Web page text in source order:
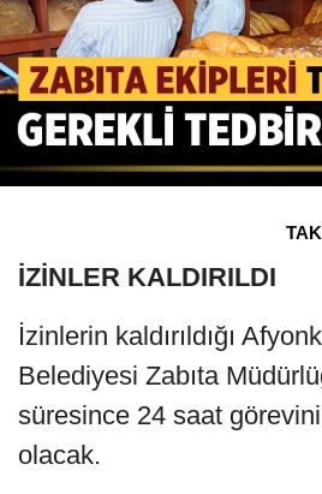
İZİNLER KALDIRILDI
İzinlerin kaldırıldığı
Belediyesi Zabıta
süresince 24 saat
olacak.